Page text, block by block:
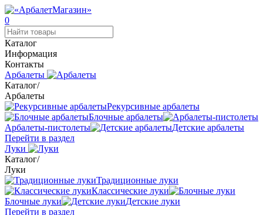
0
Каталог
Информация
Контакты
Арбалеты
Каталог/
Арбалеты
Рекурсивные арбалеты
Блочные арбалеты
Арбалеты-пистолеты
Детские арбалеты
Перейти в раздел
Луки
Каталог/
Луки
Традиционные луки
Классические луки
Блочные луки
Детские луки
Перейти в раздел